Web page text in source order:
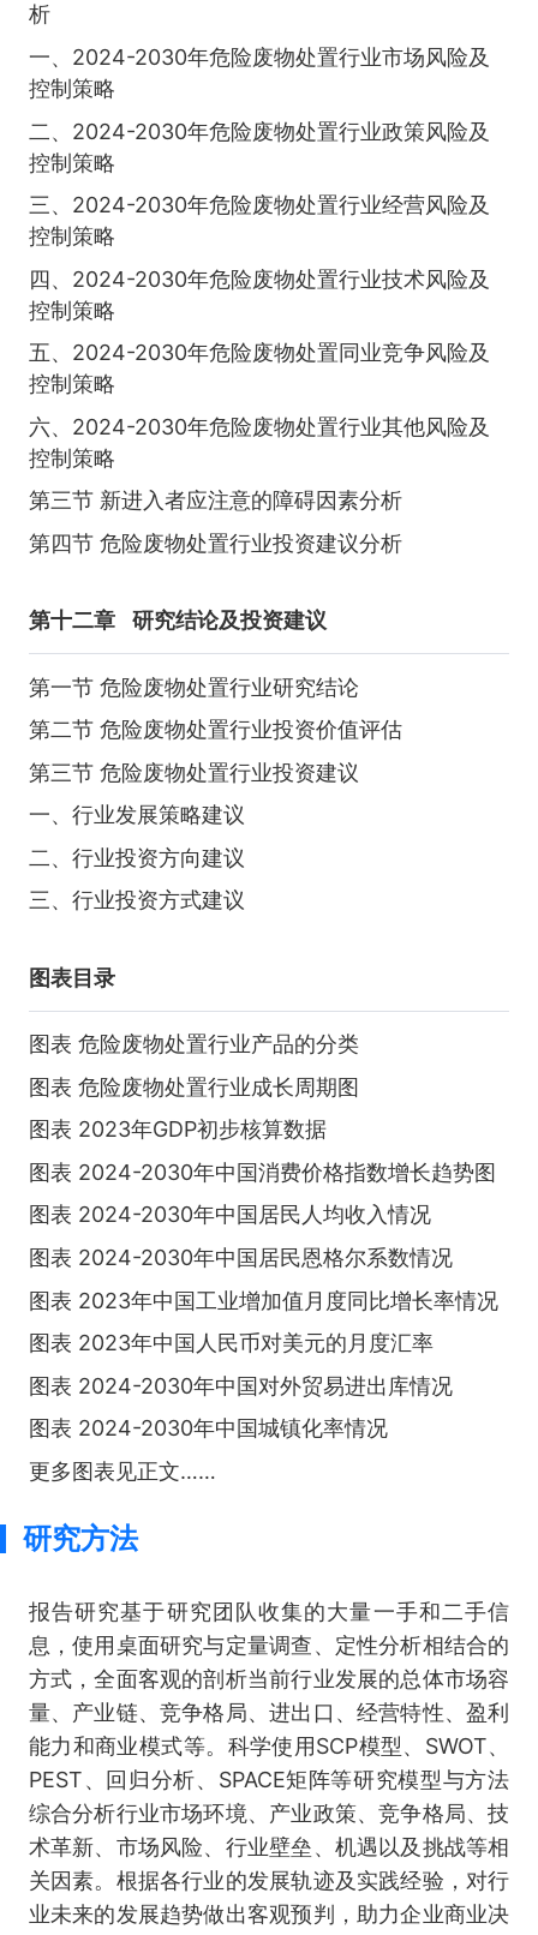
析
一、2024-2030年危险废物处置行业市场风险及
控制策略
二、2024-2030年危险废物处置行业政策风险及
控制策略
三、2024-2030年危险废物处置行业经营风险及
控制策略
四、2024-2030年危险废物处置行业技术风险及
控制策略
五、2024-2030年危险废物处置同业竞争风险及
控制策略
六、2024-2030年危险废物处置行业其他风险及
控制策略
第三节 新进入者应注意的障碍因素分析
第四节 危险废物处置行业投资建议分析
第十二章 研究结论及投资建议
第一节 危险废物处置行业研究结论
第二节 危险废物处置行业投资价值评估
第三节 危险废物处置行业投资建议
一、行业发展策略建议
二、行业投资方向建议
三、行业投资方式建议
图表目录
图表 危险废物处置行业产品的分类
图表 危险废物处置行业成长周期图
图表 2023年GDP初步核算数据
图表 2024-2030年中国消费价格指数增长趋势图
图表 2024-2030年中国居民人均收入情况
图表 2024-2030年中国居民恩格尔系数情况
图表 2023年中国工业增加值月度同比增长率情况
图表 2023年中国人民币对美元的月度汇率
图表 2024-2030年中国对外贸易进出库情况
图表 2024-2030年中国城镇化率情况
更多图表见正文……
研究方法
报告研究基于研究团队收集的大量一手和二手信
息，使用桌面研究与定量调查、定性分析相结合的
方式，全面客观的剖析当前行业发展的总体市场容
量、产业链、竞争格局、进出口、经营特性、盈利
能力和商业模式等。科学使用SCP模型、SWOT、
PEST、回归分析、SPACE矩阵等研究模型与方法
综合分析行业市场环境、产业政策、竞争格局、技
术革新、市场风险、行业壁垒、机遇以及挑战等相
关因素。根据各行业的发展轨迹及实践经验，对行
业未来的发展趋势做出客观预判，助力企业商业决